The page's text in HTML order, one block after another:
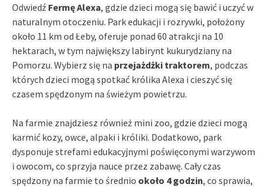
Odwiedź Fermę Alexa, gdzie dzieci mogą się bawić i uczyć w
naturalnym otoczeniu. Park edukacji i rozrywki, położony
około 11 km od Łeby, oferuje ponad 60 atrakcji na 10
hektarach, w tym największy labirynt kukurydziany na
Pomorzu. Wybierz się na przejażdżki traktorem, podczas
których dzieci mogą spotkać królika Alexa i cieszyć się
czasem spędzonym na świeżym powietrzu.
Na farmie znajdziesz również mini zoo, gdzie dzieci mogą
karmić kozy, owce, alpaki i króliki. Dodatkowo, park
dysponuje strefami edukacyjnymi poświęconymi warzywom
i owocom, co sprzyja nauce przez zabawę. Cały czas
spędzony na farmie to średnio około 4 godzin, co sprawia,